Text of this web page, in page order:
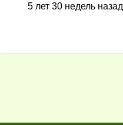
5 лет 30 недель назад